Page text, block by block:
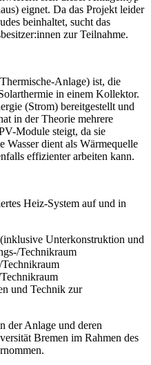
eignet. Da das Projekt leider
beinhaltet, sucht das
zur Teilnahme.
Anlage) ist, die
in einem Kollektor.
(Strom) bereitgestellt und
in der Theorie mehrere
Module steigt, da sie
Wasser dient als Wärmequelle
effizienter arbeiten kann.
Heiz-System auf und in
Unterkonstruktion und
Technikraum
und Technik zur
der Anlage und deren
Bremen im Rahmen des